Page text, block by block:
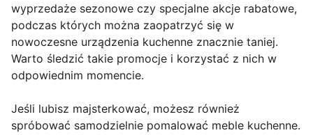
wyprzedaże sezonowe czy specjalne akcje rabatowe,
podczas których można zaopatrzyć się w
nowoczesne urządzenia kuchenne znacznie taniej.
Warto śledzić takie promocje i korzystać z nich w
odpowiednim momencie.
Jeśli lubisz majsterkować, możesz również
spróbować samodzielnie pomalować meble kuchenne.